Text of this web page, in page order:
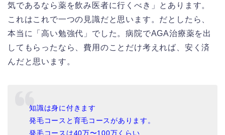
気であるなら薬を飲み医者に行くべき」とあります。
これはこれで一つの見識だと思います。だとしたら、
本当に「高い勉強代」でした。病院でAGA治療薬を出
してもらったなら、費用のことだけ考えれば、安く済
んだと思います。
知識は身に付きます
発毛コースと育毛コースがあります。
発毛コースは40万〜100万くらい